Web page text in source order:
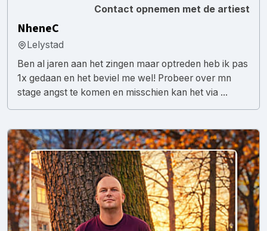
Contact opnemen met de artiest
NheneC
Lelystad
Ben al jaren aan het zingen maar optreden heb ik pas
1x gedaan en het beviel me wel! Probeer over mn
stage angst te komen en misschien kan het via ...